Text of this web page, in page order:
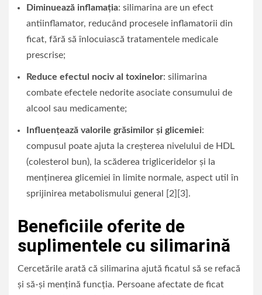
Diminuează inflamația: silimarina are un efect
antiinflamator, reducând procesele inflamatorii din
ficat, fără să înlocuiască tratamentele medicale
prescrise;
Reduce efectul nociv al toxinelor: silimarina
combate efectele nedorite asociate consumului de
alcool sau medicamente;
Influențează valorile grăsimilor și glicemiei:
compusul poate ajuta la creșterea nivelului de HDL
(colesterol bun), la scăderea trigliceridelor și la
menținerea glicemiei în limite normale, aspect util în
sprijinirea metabolismului general [2][3].
Beneficiile oferite de
suplimentele cu silimarină
Cercetările arată că silimarina ajută ficatul să se refacă
și să-și mențină funcția. Persoane afectate de ficat